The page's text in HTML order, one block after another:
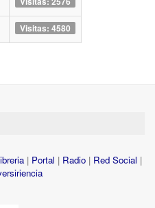
Visitas: 4580
| Portal | Radio | Red Social |